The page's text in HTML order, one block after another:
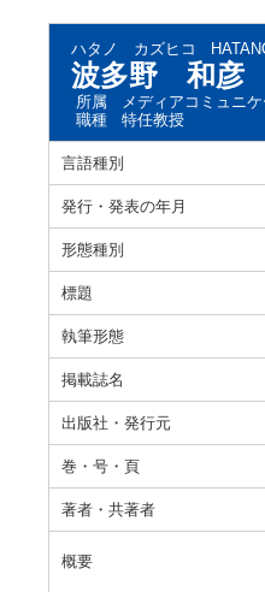
ハタノ カズヒコ
波多野 和彦
所属
メディアコミュニ
職種
特任教授
言語種別
発行・発表の年月
形態種別
標題
執筆形態
掲載誌名
出版社・発行元
巻・号・頁
著者・共著者
概要